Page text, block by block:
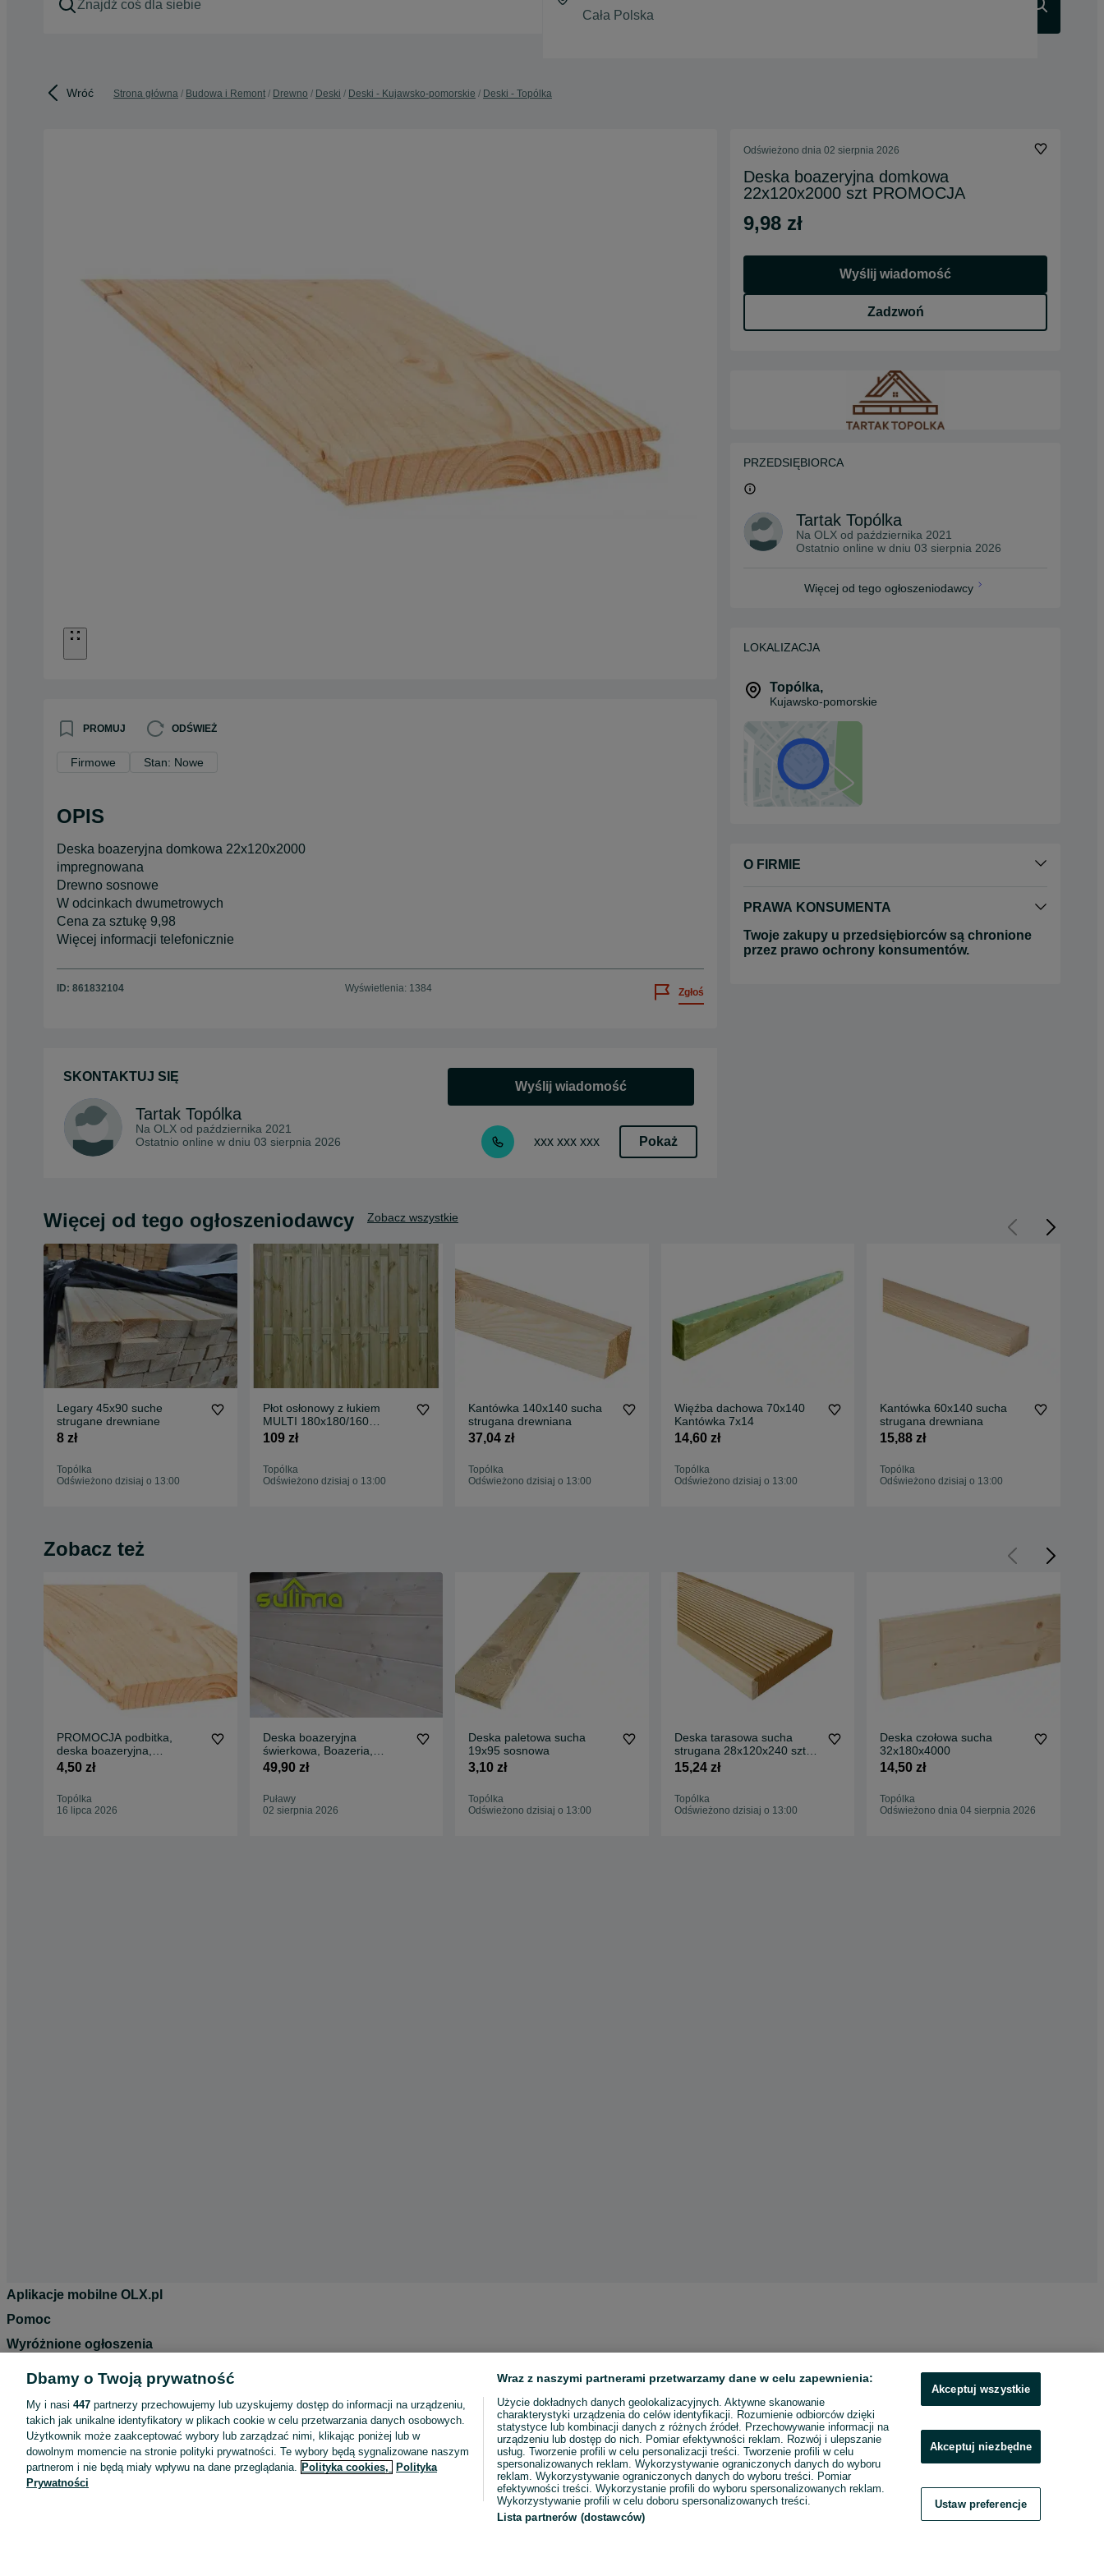
Wróć Strona główna Budowa i Remont Drewno Deski Deski - Kujawsko-pomorskie Deski - Topólka
PROMUJ ODŚWIEŻ
Firmowe Stan: Nowe
OPIS
Deska boazeryjna domkowa 22x120x2000
impregnowana
Drewno sosnowe
W odcinkach dwumetrowych
Cena za sztukę 9,98
Więcej informacji telefonicznie
ID: 861832104 Wyświetlenia: 1384 Zgłoś
SKONTAKTUJ SIĘ
Tartak Topólka
Na OLX od października 2021
Ostatnio online w dniu 03 sierpnia 2026
Wyślij wiadomość
xxx xxx xxx Pokaż
Odświeżono dnia 02 sierpnia 2026
Deska boazeryjna domkowa
22x120x2000 szt PROMOCJA
9,98 zł
Wyślij wiadomość
Zadzwoń
PRZEDSIĘBIORCA
Tartak Topólka
Na OLX od października 2021
Ostatnio online w dniu 03 sierpnia 2026
Więcej od tego ogłoszeniodawcy
LOKALIZACJA
Topólka,
Kujawsko-pomorskie
O FIRMIE
PRAWA KONSUMENTA
Twoje zakupy u przedsiębiorców są chronione
przez prawo ochrony konsumentów.
Więcej od tego ogłoszeniodawcy Zobacz wszystkie
Legary 45x90 suche
strugane drewniane
8 zł
Topólka
Odświeżono dzisiaj o 13:00
Płot osłonowy z łukiem
MULTI 180x180/160
Listwowy
109 zł
Topólka
Odświeżono dzisiaj o 13:00
Kantówka 140x140 sucha
strugana drewniana
37,04 zł
Topólka
Odświeżono dzisiaj o 13:00
Więźba dachowa 70x140
Kantówka 7x14
14,60 zł
Topólka
Odświeżono dzisiaj o 13:00
Kantówka 60x140 sucha
strugana drewniana
15,88 zł
Topólka
Odświeżono dzisiaj o 13:00
Zobacz też
PROMOCJA podbitka,
deska boazeryjna,
domkowa 19x121x4000
PROMOCJA
4,50 zł
Topólka
16 lipca 2026
Deska boazeryjna
świerkowa, Boazeria,
Drewno konstrukcyjne
Szwedzkie
49,90 zł
Puławy
02 sierpnia 2026
Deska paletowa sucha
19x95 sosnowa
3,10 zł
Topólka
Odświeżono dzisiaj o 13:00
Deska tarasowa sucha
strugana 28x120x240 szt
PROMOCJA
15,24 zł
Topólka
Odświeżono dzisiaj o 13:00
Deska czołowa sucha
32x180x4000
14,50 zł
Topólka
Odświeżono dnia 04 sierpnia 2026
Aplikacje mobilne OLX.pl
Pomoc
Wyróżnione ogłoszenia
Regulamin
Polityka prywatności
Reklama
Informacja o realizowanej strategii podatkowej
Dbamy o Twoją prywatność
My i nasi 447 partnerzy przechowujemy lub uzyskujemy dostęp do informacji na urządzeniu,
takich jak unikalne identyfikatory w plikach cookie w celu przetwarzania danych osobowych.
Użytkownik może zaakceptować wybory lub zarządzać nimi, klikając poniżej lub w
dowolnym momencie na stronie polityki prywatności. Te wybory będą sygnalizowane naszym
partnerom i nie będą miały wpływu na dane przeglądania. Polityka cookies,
Polityka
Prywatności
Wraz z naszymi partnerami przetwarzamy dane w celu zapewnienia:
Użycie dokładnych danych geolokalizacyjnych. Aktywne skanowanie
charakterystyki urządzenia do celów identyfikacji. Rozumienie odbiorców dzięki
statystyce lub kombinacji danych z różnych źródeł. Przechowywanie informacji na
urządzeniu lub dostęp do nich. Pomiar efektywności reklam. Rozwój i ulepszanie
usług. Tworzenie profili w celu personalizacji treści. Tworzenie profili w celu
spersonalizowanych reklam. Wykorzystywanie ograniczonych danych do wyboru
reklam. Wykorzystywanie ograniczonych danych do wyboru treści. Pomiar
efektywności treści. Wykorzystanie profili do wyboru spersonalizowanych reklam.
Wykorzystywanie profili w celu doboru spersonalizowanych treści.
Lista partnerów (dostawców)
Akceptuj wszystkie
Akceptuj niezbędne
Ustaw preferencje